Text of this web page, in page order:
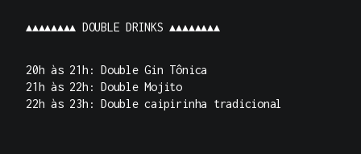
▴▴▴▴▴▴▴▴ DOUBLE DRINKS ▴▴▴▴▴▴▴▴
20h às 21h: Double Gin Tônica
21h às 22h: Double Mojito
22h às 23h: Double caipirinha tradicional